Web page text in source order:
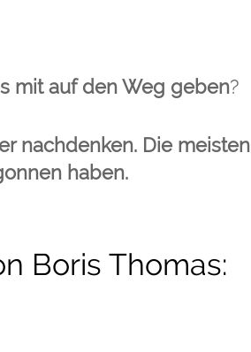
mit auf den Weg geben?
nachdenken. Die meisten
haben.
Boris Thomas: